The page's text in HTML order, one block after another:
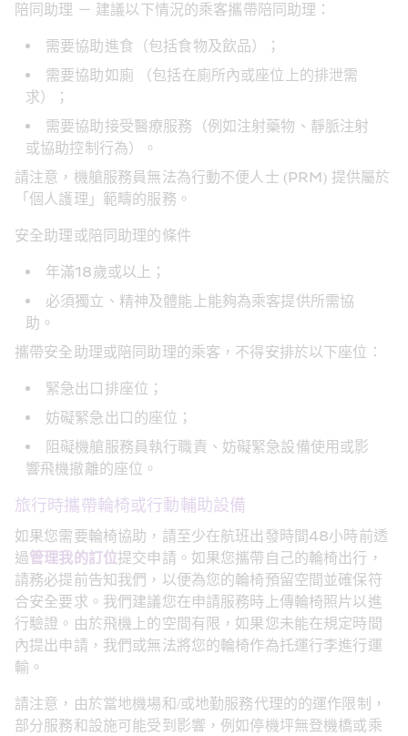
陪同助理 － 建議以下情況的乘客攜帶陪同助理：
需要協助進食（包括食物及飲品）；
需要協助如廁 （包括在廁所內或座位上的排泄需
求）；
需要協助接受醫療服務（例如注射藥物、靜脈注射
或協助控制行為）。
請注意，機艙服務員無法為行動不便人士 (PRM) 提供屬於
「個人護理」範疇的服務。
安全助理或陪同助理的條件
年滿18歲或以上；
必須獨立、精神及體能上能夠為乘客提供所需協
助。
攜帶安全助理或陪同助理的乘客，不得安排於以下座位：
緊急出口排座位；
妨礙緊急出口的座位；
阻礙機艙服務員執行職責、妨礙緊急設備使用或影
響飛機撤離的座位。
旅行時攜帶輪椅或行動輔助設備
如果您需要輪椅協助，請至少在航班出發時間48小時前透
過管理我的訂位提交申請。如果您攜帶自己的輪椅出行，
請務必提前告知我們，以便為您的輪椅預留空間並確保符
合安全要求。我們建議您在申請服務時上傳輪椅照片以進
行驗證。由於飛機上的空間有限，如果您未能在規定時間
內提出申請，我們或無法將您的輪椅作為托運行李進行運
輸。
請注意，由於當地機場和/或地勤服務代理的的運作限制，
部分服務和設施可能受到影響，例如停機坪無登機橋或乘